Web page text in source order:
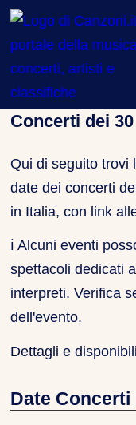
ARTISTI & BAND
CLASSIFICHE
Concerti » Artista »30
Concerti dei
Qui di seguito trovi
date dei concerti
in Italia, con link
ℹ️ Alcuni eventi
spettacoli dedicati
interpreti. Verifica
dell'evento.
Dettagli e
Date Concerti